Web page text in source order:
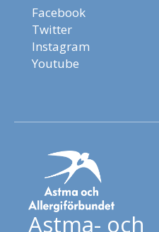
Facebook
Twitter
Instagram
Youtube
Astma- och